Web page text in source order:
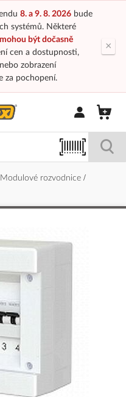
8. a 9. 8. 2026bude
systémů. Některé
mohou být dočasně
cen a dostupnosti,
zobrazení
za pochopení.
×
Přihlásit/
Modulové rozvodnice